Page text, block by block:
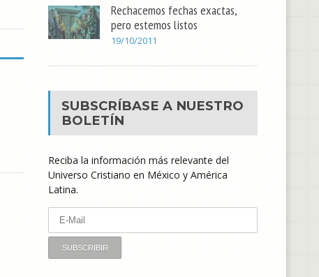
Rechacemos fechas exactas,
pero estemos listos
19/10/2011
SUBSCRÍBASE A NUESTRO
BOLETÍN
Reciba la información más relevante del
Universo Cristiano en México y América
Latina.